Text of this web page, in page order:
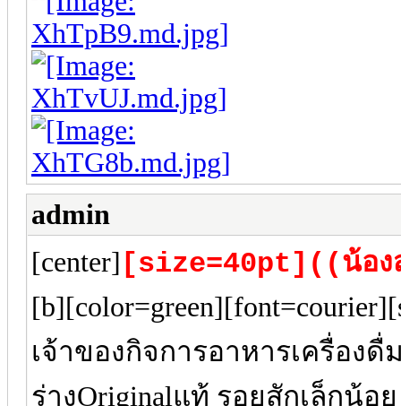
admin
[center] [size=40pt]((น้อ
เจ้าของกิจการอาหารเครื่อง
ร่างOriginalแท้ รอยสักเล็กน้